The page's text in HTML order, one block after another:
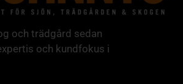
och trädgård sedan
och kundfokus i